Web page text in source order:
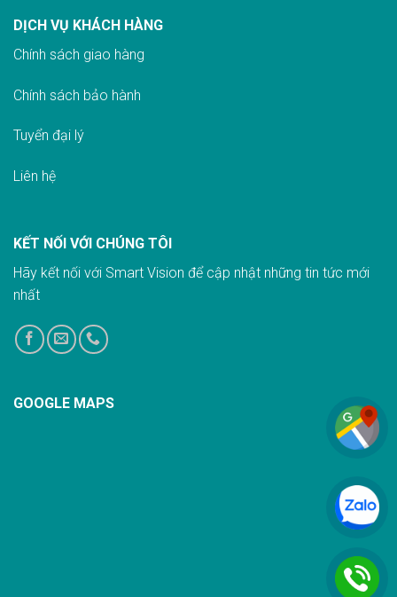
DỊCH VỤ KHÁCH HÀNG
Chính sách giao hàng
Chính sách bảo hành
Tuyển đại lý
Liên hệ
KẾT NỐI VỚI CHÚNG TÔI
Hãy kết nối với Smart Vision để cập nhật những tin tức mới
nhất
GOOGLE MAPS